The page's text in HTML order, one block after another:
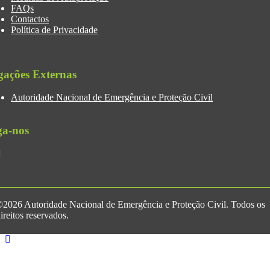
FAQs
Contactos
Política de Privacidade
Externas
Autoridade Nacional de Emergência e Proteção Civil
nos
Autoridade Nacional de Emergência e Proteção Civil. Todos os
reservados.